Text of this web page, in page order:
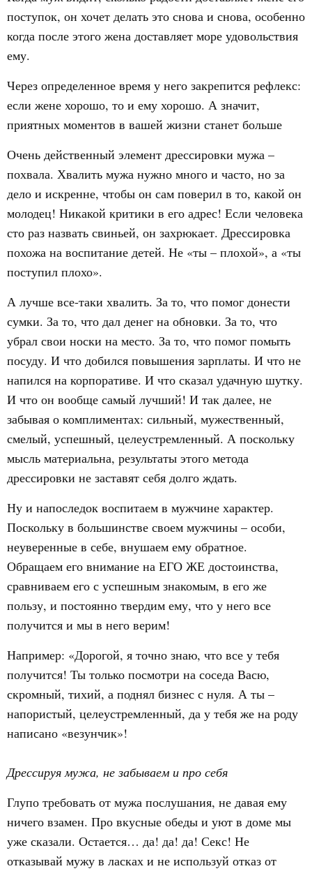
поступок, он хочет делать это снова и снова, особенно
когда после этого жена доставляет море удовольствия
ему.
Через определенное время у него закрепится рефлекс:
если жене хорошо, то и ему хорошо. А значит,
приятных моментов в вашей жизни станет больше
Очень действенный элемент дрессировки мужа –
похвала. Хвалить мужа нужно много и часто, но за
дело и искренне, чтобы он сам поверил в то, какой он
молодец! Никакой критики в его адрес! Если человека
сто раз назвать свиньей, он захрюкает. Дрессировка
похожа на воспитание детей. Не «ты – плохой», а «ты
поступил плохо».
А лучше все-таки хвалить. За то, что помог донести
сумки. За то, что дал денег на обновки. За то, что
убрал свои носки на место. За то, что помог помыть
посуду. И что добился повышения зарплаты. И что не
напился на корпоративе. И что сказал удачную шутку.
И что он вообще самый лучший! И так далее, не
забывая о комплиментах: сильный, мужественный,
смелый, успешный, целеустремленный. А поскольку
мысль материальна, результаты этого метода
дрессировки не заставят себя долго ждать.
Ну и напоследок воспитаем в мужчине характер.
Поскольку в большинстве своем мужчины – особи,
неуверенные в себе, внушаем ему обратное.
Обращаем его внимание на ЕГО ЖЕ достоинства,
сравниваем его с успешным знакомым, в его же
пользу, и постоянно твердим ему, что у него все
получится и мы в него верим!
Например: «Дорогой, я точно знаю, что все у тебя
получится! Ты только посмотри на соседа Васю,
скромный, тихий, а поднял бизнес с нуля. А ты –
напористый, целеустремленный, да у тебя же на роду
написано «везунчик»!
Дрессируя мужа, не забываем и про себя
Глупо требовать от мужа послушания, не давая ему
ничего взамен. Про вкусные обеды и уют в доме мы
уже сказали. Остается… да! да! да! Секс! Не
отказывай мужу в ласках и не используй отказ от